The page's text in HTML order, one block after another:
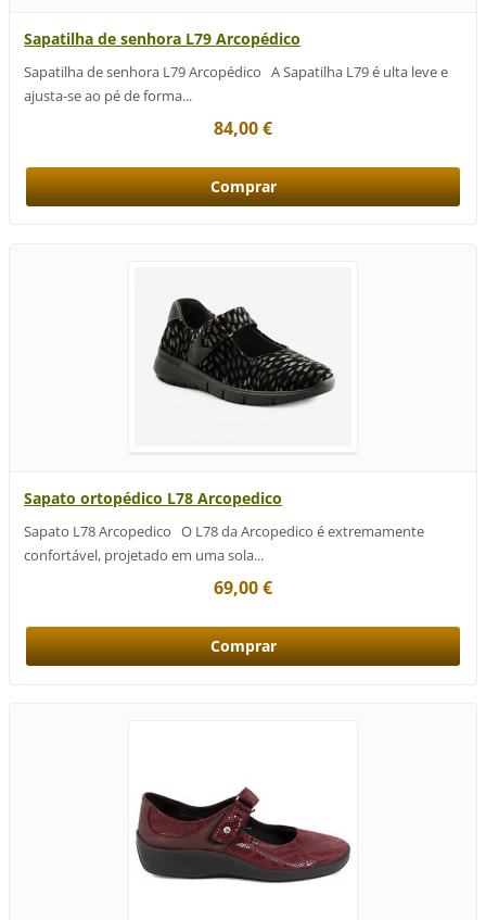
Sapatilha de senhora L79 Arcopédico
Sapatilha de senhora L79 Arcopédico A Sapatilha L79 é ulta leve e
ajusta-se ao pé de forma...
84,00 €
Sapato ortopédico L78 Arcopedico
Sapato L78 Arcopedico O L78 da Arcopedico é extremamente
confortável, projetado em uma sola...
69,00 €